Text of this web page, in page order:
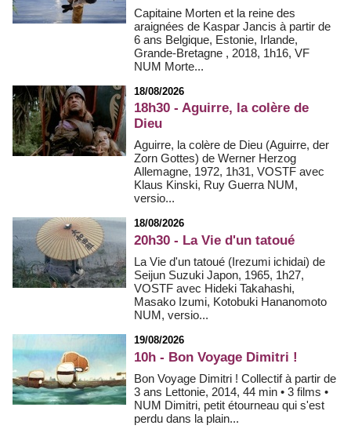
Capitaine Morten et la reine des
araignées de Kaspar Jancis à partir de
6 ans Belgique, Estonie, Irlande,
Grande-Bretagne , 2018, 1h16, VF
NUM Morte...
18/08/2026
18h30 - Aguirre, la colère de
Dieu
Aguirre, la colère de Dieu (Aguirre, der
Zorn Gottes) de Werner Herzog
Allemagne, 1972, 1h31, VOSTF avec
Klaus Kinski, Ruy Guerra NUM,
versio...
18/08/2026
20h30 - La Vie d'un tatoué
La Vie d'un tatoué (Irezumi ichidai) de
Seijun Suzuki Japon, 1965, 1h27,
VOSTF avec Hideki Takahashi,
Masako Izumi, Kotobuki Hananomoto
NUM, versio...
19/08/2026
10h - Bon Voyage Dimitri !
Bon Voyage Dimitri ! Collectif à partir de
3 ans Lettonie, 2014, 44 min • 3 films •
NUM Dimitri, petit étourneau qui s'est
perdu dans la plain...